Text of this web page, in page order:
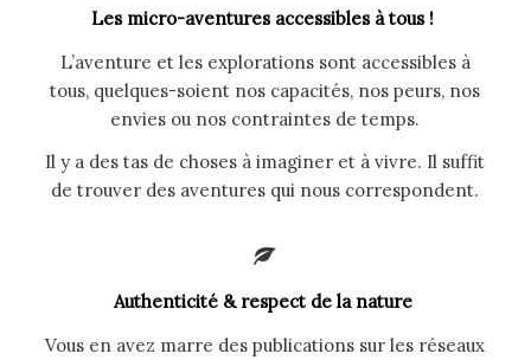
Les micro-aventures accessibles à tous !
L’aventure et les explorations sont accessibles à
tous, quelques-soient nos capacités, nos peurs, nos
envies ou nos contraintes de temps.
Il y a des tas de choses à imaginer et à vivre. Il suffit
de trouver des aventures qui nous correspondent.
Authenticité & respect de la nature
Vous en avez marre des publications sur les réseaux